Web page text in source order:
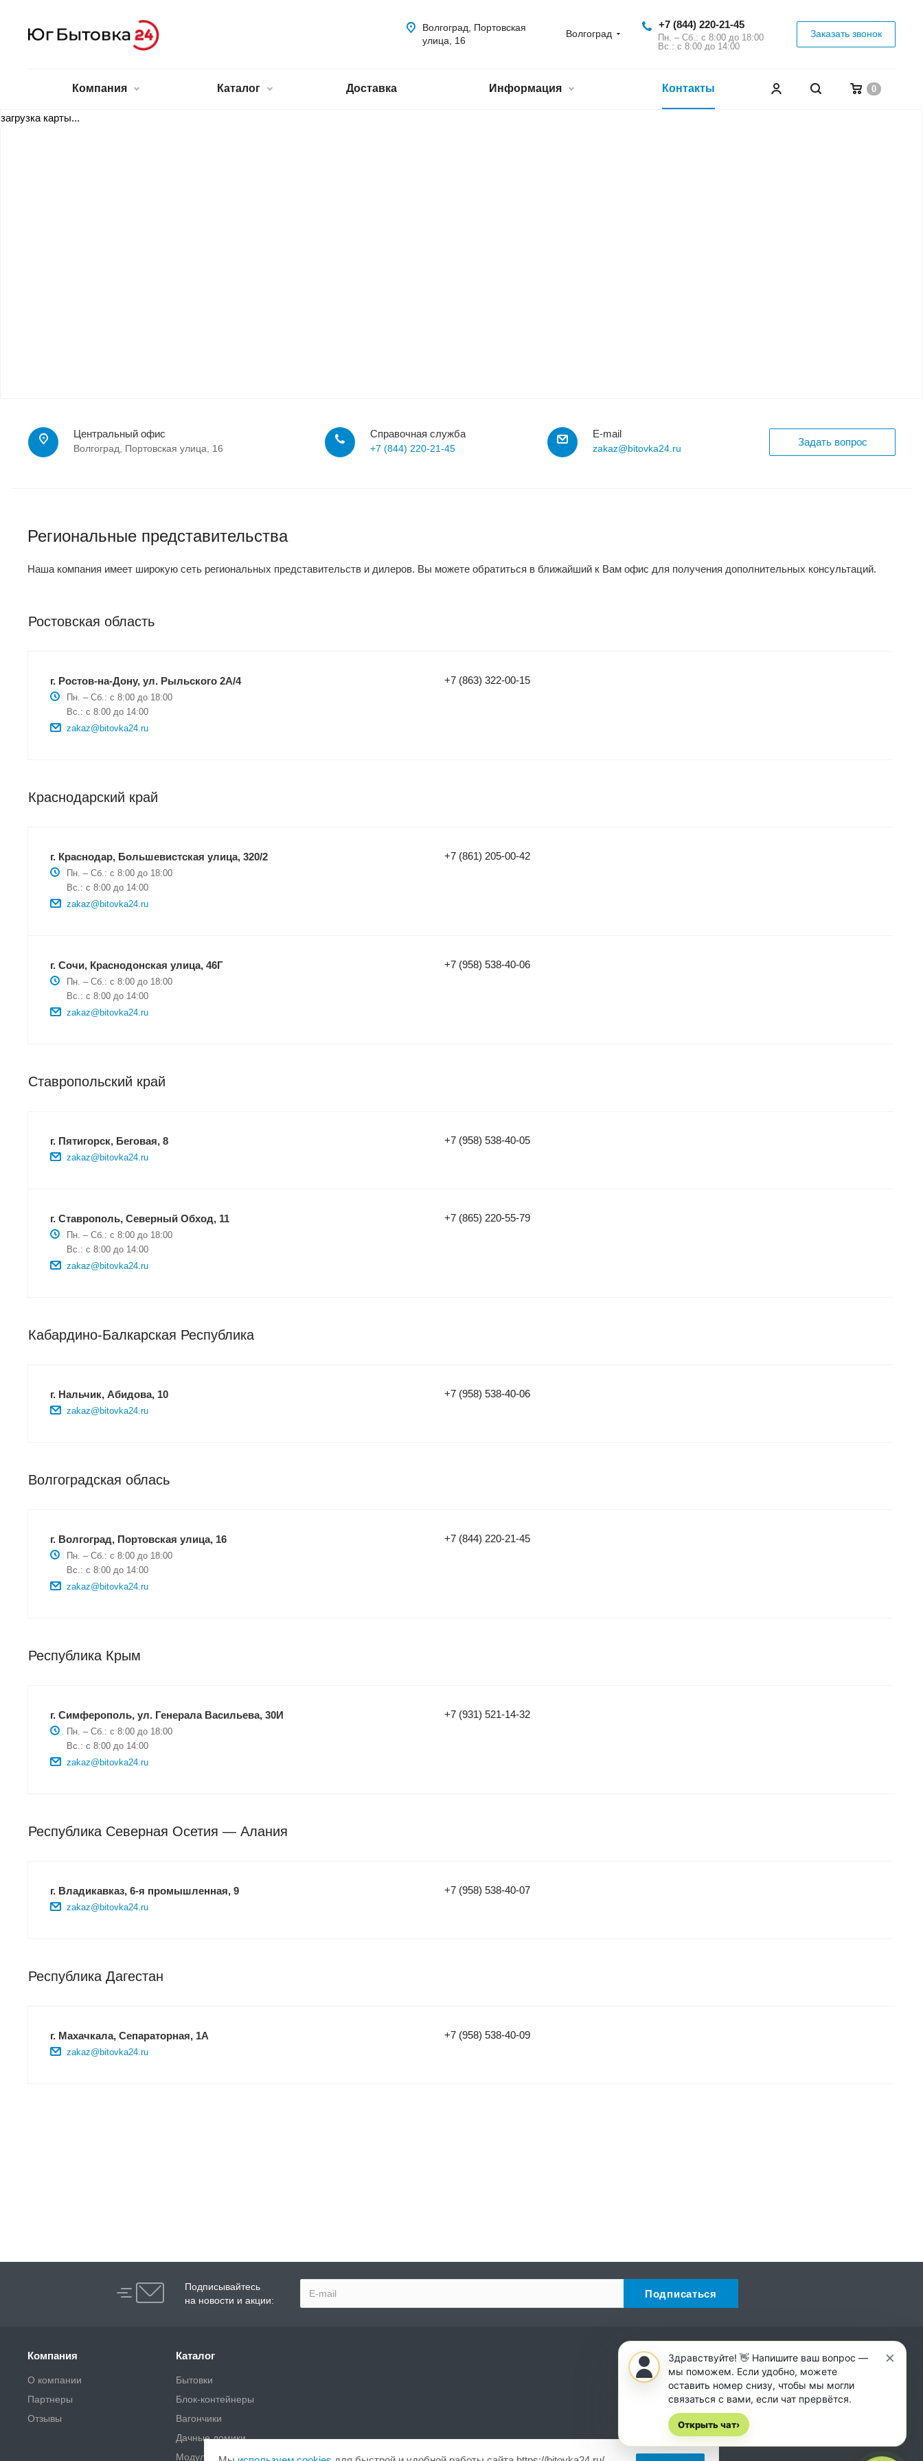
Волгоград
+7 (844) 220-21-45
Пн. – Сб.: с 8:00 до 18:00
Вс.: с 8:00 до 14:00
Заказать звонок
Волгоград, Портовская
улица, 16
0
Компания Каталог Доставка Информация Контакты
загрузка карты...
Центральный офис
Волгоград, Портовская улица, 16
Справочная служба
+7 (844) 220-21-45
E-mail
zakaz@bitovka24.ru
Задать вопрос
Региональные представительства
Наша компания имеет широкую сеть региональных представительств и дилеров. Вы можете обратиться в ближайший к Вам офис для получения дополнительных консультаций.
Ростовская область
г. Ростов-на-Дону, ул. Рыльского 2А/4
Пн. – Сб.: с 8:00 до 18:00
Вс.: с 8:00 до 14:00
zakaz@bitovka24.ru
+7 (863) 322-00-15
Краснодарский край
г. Краснодар, Большевистская улица, 320/2
Пн. – Сб.: с 8:00 до 18:00
Вс.: с 8:00 до 14:00
zakaz@bitovka24.ru
+7 (861) 205-00-42
г. Сочи, Краснодонская улица, 46Г
Пн. – Сб.: с 8:00 до 18:00
Вс.: с 8:00 до 14:00
zakaz@bitovka24.ru
+7 (958) 538-40-06
Ставропольский край
г. Пятигорск, Беговая, 8
zakaz@bitovka24.ru
+7 (958) 538-40-05
г. Ставрополь, Северный Обход, 11
Пн. – Сб.: с 8:00 до 18:00
Вс.: с 8:00 до 14:00
zakaz@bitovka24.ru
+7 (865) 220-55-79
Кабардино-Балкарская Республика
г. Нальчик, Абидова, 10
zakaz@bitovka24.ru
+7 (958) 538-40-06
Волгоградская облась
г. Волгоград, Портовская улица, 16
Пн. – Сб.: с 8:00 до 18:00
Вс.: с 8:00 до 14:00
zakaz@bitovka24.ru
+7 (844) 220-21-45
Республика Крым
г. Симферополь, ул. Генерала Васильева, 30И
Пн. – Сб.: с 8:00 до 18:00
Вс.: с 8:00 до 14:00
zakaz@bitovka24.ru
+7 (931) 521-14-32
Республика Северная Осетия — Алания
г. Владикавказ, 6-я промышленная, 9
zakaz@bitovka24.ru
+7 (958) 538-40-07
Республика Дагестан
г. Махачкала, Сепараторная, 1А
zakaz@bitovka24.ru
+7 (958) 538-40-09
Подписывайтесь
на новости и акции:
Компания
О компании
Партнеры
Отзывы
Каталог
Бытовки
Блок-контейнеры
Вагончики
Дачные домики
Модульные здания
Наши контакты
+7 (844) 220-21-45
Пн. – Сб.: с 8:00 до 18:00
Волгоград, Портовская улица, 16
×
Здравствуйте! 👋 Напишите ваш вопрос —
мы поможем. Если удобно, можете
оставить номер снизу, чтобы мы могли
связаться с вами, если чат прервётся.
Открыть чат›